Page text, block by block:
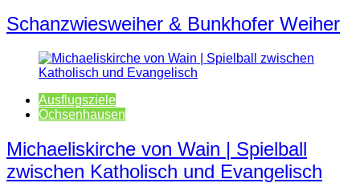
Schanzwiesweiher & Bunkhofer Weiher
Ausflugsziele
Ochsenhausen
Michaeliskirche von Wain | Spielball
zwischen Katholisch und Evangelisch